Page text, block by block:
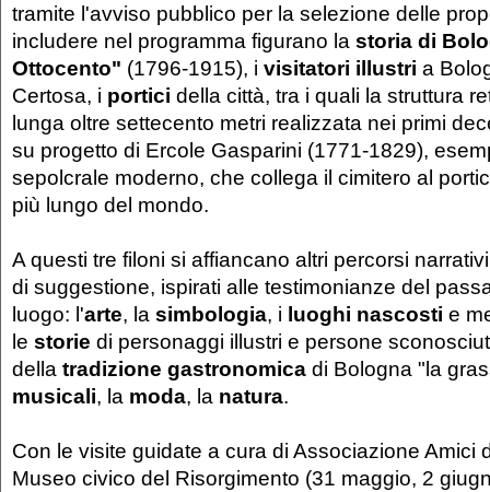
tramite l'avviso pubblico per la selezione delle
includere nel programma figurano la storia di
Ottocento" (1796-1915), i visitatori illustri a
Certosa, i portici della città, tra i quali la struttura
lunga oltre settecento metri realizzata nei primi
su progetto di Ercole Gasparini (1771-1829),
sepolcrale moderno, che collega il cimitero al
più lungo del mondo.
A questi tre filoni si affiancano altri percorsi
di suggestione, ispirati alle testimonianze del
luogo: l'arte, la simbologia, i luoghi nascosti e
le storie di personaggi illustri e persone
della tradizione gastronomica di Bologna "la
musicali, la moda, la natura.
Con le visite guidate a cura di Associazione Amici
Museo civico del Risorgimento (31 maggio, 2